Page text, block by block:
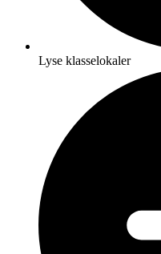
Lyse klasselokaler